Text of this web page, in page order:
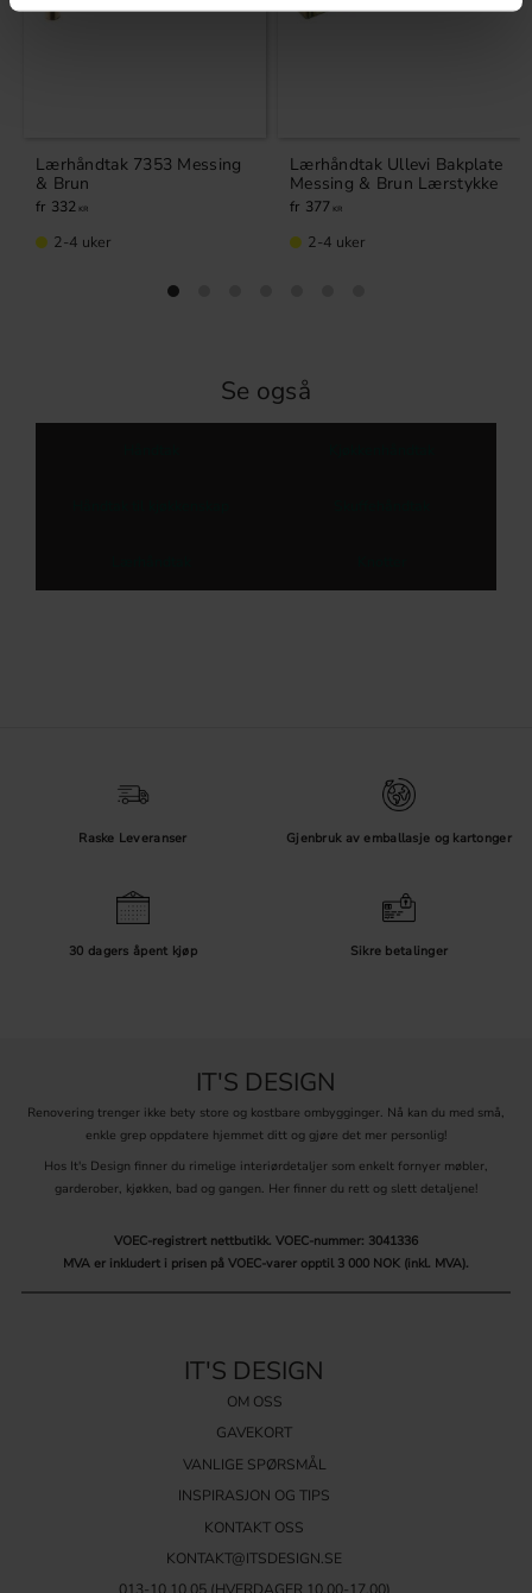
Lærhåndtak 7353 Messing
& Brun
332KR
2-4 uker
Lærhåndtak Ullevi Bakplate
Messing & Brun Lærstykke
377 KR
2-4 uker
Se også
Raske Leveranser Gjenbruk av emballasje og kartonger
30 dagers åpent kjøp Sikre betalinger
IT'S DESIGN
Renovering trenger ikke bety store og kostbare ombygginger. Nå kan du med små,
enkle grep oppdatere hjemmet ditt og gjøre det mer personlig!
Hos It's Design finner du rimelige interiørdetaljer som enkelt fornyer møbler,
garderober, kjøkken, bad og gangen. Her finner du rett og slett detaljene!
VOEC-registrert nettbutikk. VOEC-nummer: 3041336
MVA er inkludert i prisen på VOEC-varer opptil 3 000 NOK (inkl. MVA).
IT'S DESIGN
OM OSS
GAVEKORT
VANLIGE SPØRSMÅL
INSPIRASJON OG TIPS
KONTAKT OSS
KONTAKT@ITSDESIGN.SE